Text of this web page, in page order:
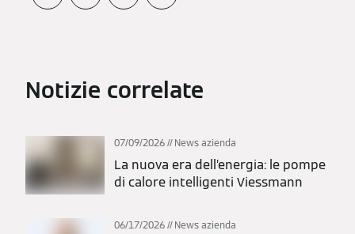
Notizie correlate
07/09/2026 News azienda
La nuova era dell’energia: le pompe
di calore intelligenti Viessmann
06/17/2026 News azienda